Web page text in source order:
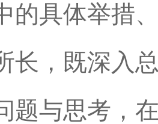
的具体举措
长，既深入
题与思考，